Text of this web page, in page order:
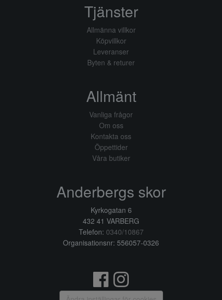
Tjänster
Allmänna villkor
Köpvillkor
Leveranser
Byten & returer
Allmänt
Vanliga frågor
Om oss
Kontakta oss
Öppettider
Våra butiker
Anderbergs skor
Kyrkogatan 6
432 41 VARBERG
Telefon: 0340/10867
Organisationsnr: 556057-0326